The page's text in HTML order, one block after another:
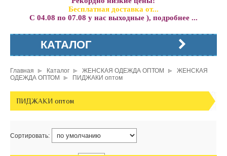
Бесплатная доставка от...
С 04.08 по 07.08 у нас выходные ), подробнее ...
КАТАЛОГ
Главная Каталог ЖЕНСКАЯ ОДЕЖДА ОПТОМ
ЖЕНСКАЯ
ОДЕЖДА ОПТОМ
ПИДЖАКИ оптом
ПИДЖАКИ оптом
Сортировать: